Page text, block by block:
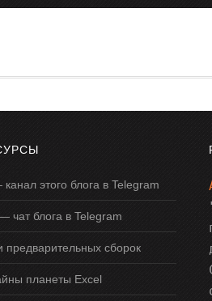
этого блога в Telegram
чат блога в Telegram
предварительных сборок
планеты Excel